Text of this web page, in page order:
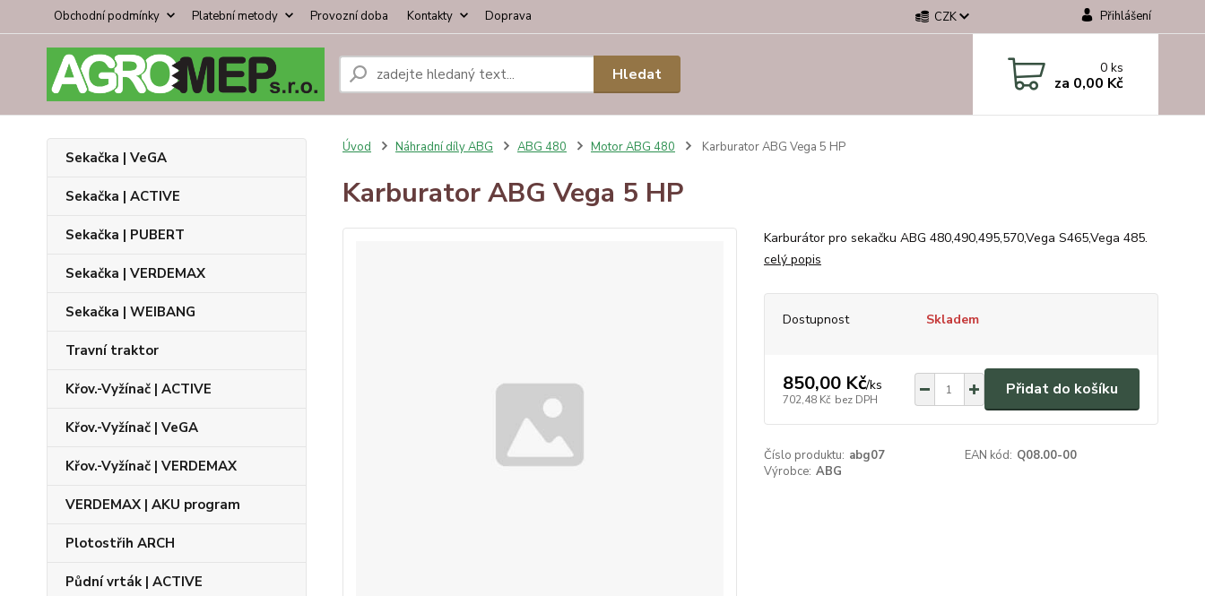
Obchodní podmínky Platební metody Provozní doba Kontakty Doprava CZK Přihlášení
Hledat 0ks
za 0,00 Kč
Sekačka | VeGA
Sekačka | ACTIVE
Sekačka | PUBERT
Sekačka | VERDEMAX
Sekačka | WEIBANG
Travní traktor
Křov.-Vyžínač | ACTIVE
Křov.-Vyžínač | VeGA
Křov.-Vyžínač | VERDEMAX
VERDEMAX | AKU program
Plotostřih ARCH
Půdní vrták | ACTIVE
Úvod Náhradní díly ABG ABG 480 Motor ABG 480 Karburator ABG Vega 5 HP
Karburator ABG Vega 5 HP
Karburátor pro sekačku ABG 480,490,495,570,Vega S465,Vega 485.
celý popis
Dostupnost Skladem
850,00 Kč/ks
702,48 Kč bez DPH
Přidat do košíku
Číslo produktu: abg07 EAN kód: Q08.00-00
Výrobce: ABG